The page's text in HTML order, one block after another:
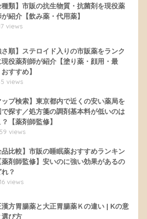
種類】市販の抗生物質・抗菌剤を現役薬
紹介【飲み薬・代用薬】
views
さ順】ステロイド入りの市販薬をランク
現役薬剤師が紹介【塗り薬・顔用・最
すすめ】
views
ップ検索】東京都内で近くの安い薬局を
で探す／処方箋の調剤基本料が低いのは
？【薬剤師監修】
views
品比較】市販の睡眠薬おすすめランキン
薬剤師監修】安いのに強い効果があるの
？
views
漢方胃腸薬と大正胃腸薬Ｋの違い | Kの意
選び方